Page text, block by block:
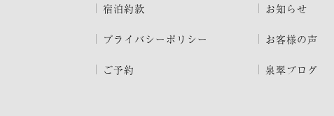
宿泊約款
プライバシーポリシー
ご予約
お知らせ
お客様の声
泉翠ブログ